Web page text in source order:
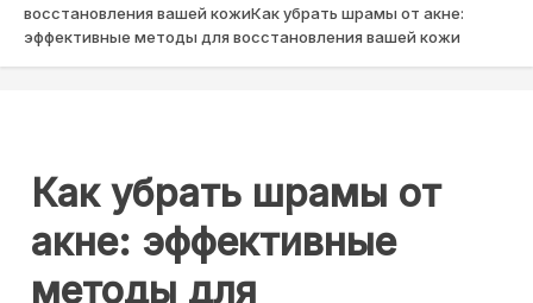
восстановления вашей кожиКак убрать шрамы от акне:
эффективные методы для восстановления вашей кожи
Как убрать шрамы от
акне: эффективные
методы для